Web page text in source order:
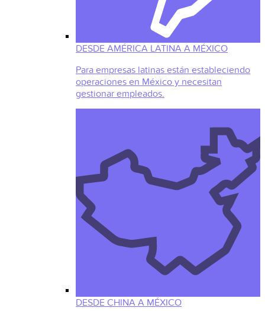
DESDE AMÉRICA LATINA A MÉXICO
Para empresas latinas están estableciendo
operaciones en México y necesitan
gestionar empleados.
DESDE CHINA A MÉXICO